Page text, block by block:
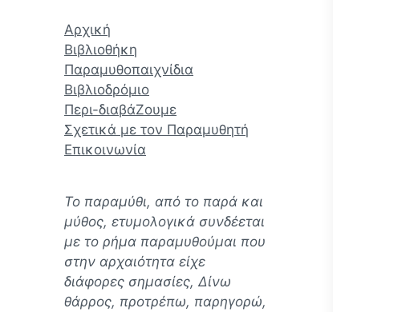
Αρχική
Βιβλιοθήκη
Παραμυθοπαιχνίδια
Βιβλιοδρόμιο
Περι-διαβάΖουμε
Σχετικά με τον Παραμυθητή
Επικοινωνία
Το παραμύθι, από το παρά και
μύθος, ετυμολογικά συνδέεται
με το ρήμα παραμυθούμαι που
στην αρχαιότητα είχε
διάφορες σημασίες, Δίνω
θάρρος, προτρέπω, παρηγορώ,